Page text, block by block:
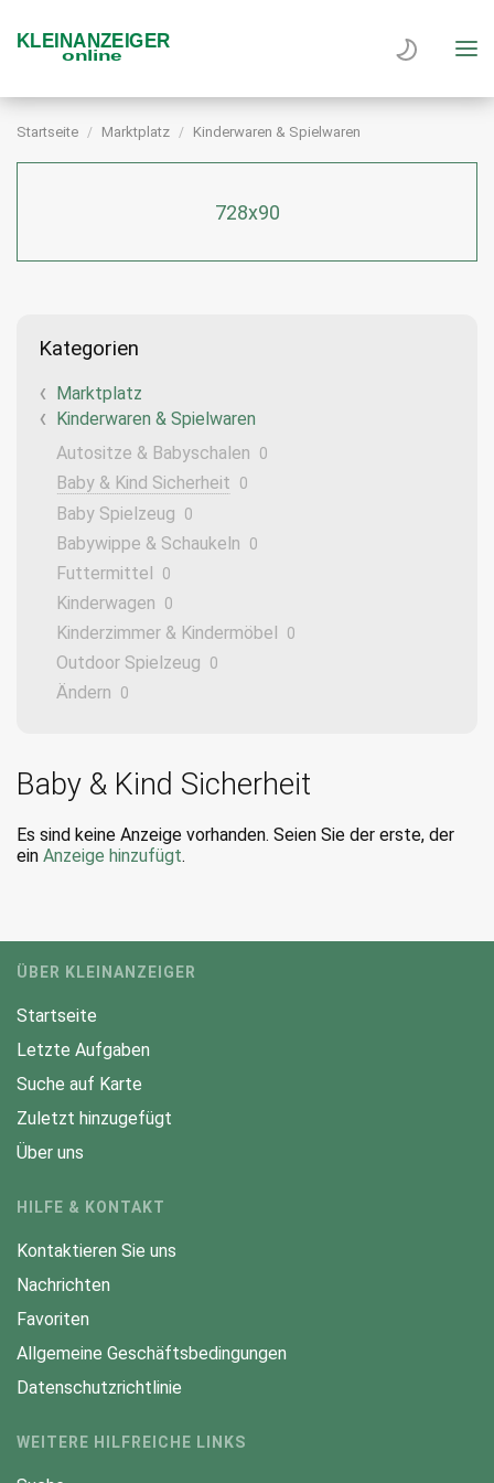
Startseite Marktplatz Kinderwaren & Spielwaren
728x90
Kategorien
Marktplatz
Kinderwaren & Spielwaren
Autositze & Babyschalen
0
Baby & Kind Sicherheit 0
Baby Spielzeug 0
Babywippe & Schaukeln 0
Futtermittel 0
Kinderwagen 0
Kinderzimmer & Kindermöbel 0
Outdoor Spielzeug 0
Ändern 0
Baby & Kind Sicherheit
Es sind keine Anzeige vorhanden. Seien Sie der erste, der
ein Anzeige hinzufügt.
ÜBER KLEINANZEIGER
Startseite
Letzte Aufgaben
Suche auf Karte
Zuletzt hinzugefügt
Über uns
HILFE & KONTAKT
Kontaktieren Sie uns
Nachrichten
Favoriten
Allgemeine Geschäftsbedingungen
Datenschutzrichtlinie
WEITERE HILFREICHE LINKS